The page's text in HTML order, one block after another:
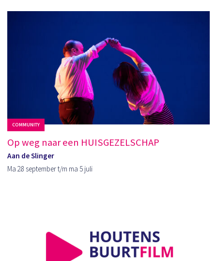
COMMUNITY
Op weg naar een HUISGEZELSCHAP
Aan de Slinger
Ma 28 september t/m ma 5 juli